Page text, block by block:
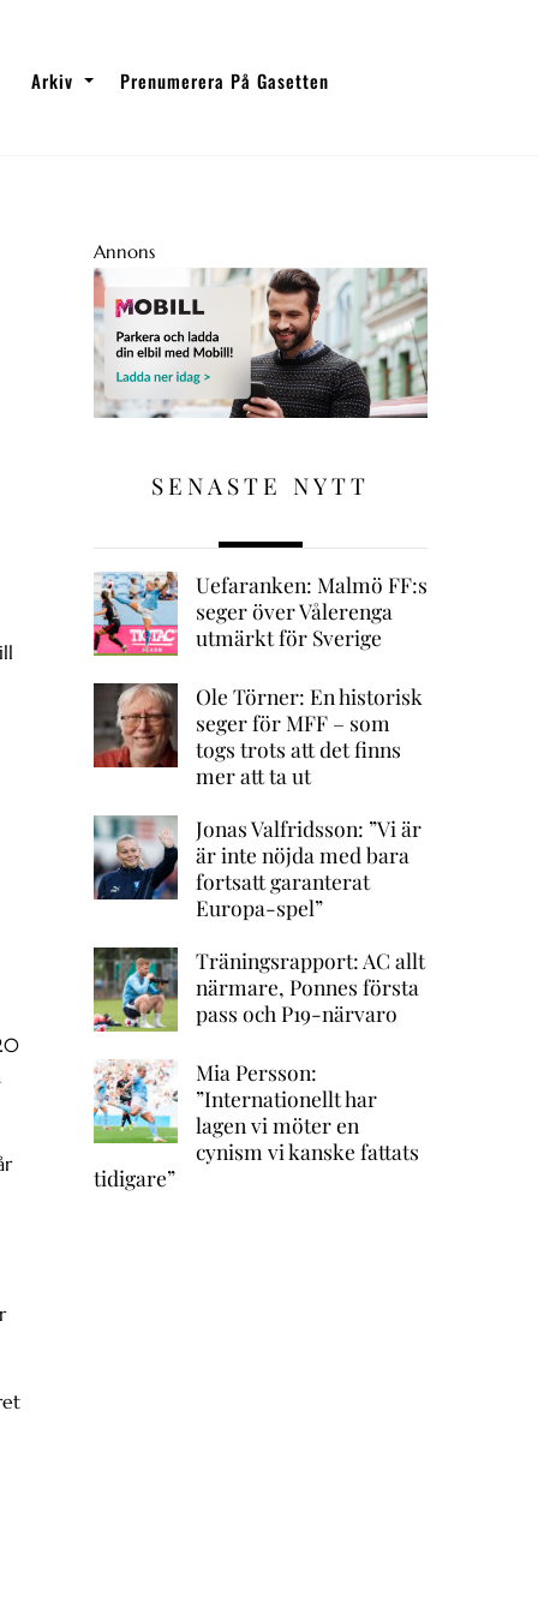
Arkiv Prenumerera På Gasetten
Annons
SENASTE NYTT
Uefaranken: Malmö FF:s
seger över Vålerenga
utmärkt för Sverige
Ole Törner: En historisk
seger för MFF – som
togs trots att det finns
mer att ta ut
Jonas Valfridsson: ”Vi är
är inte nöjda med bara
fortsatt garanterat
Europa-spel”
Träningsrapport: AC allt
närmare, Ponnes första
pass och P19-närvaro
Mia Persson:
”Internationellt har
lagen vi möter en
cynism vi kanske fattats
tidigare”